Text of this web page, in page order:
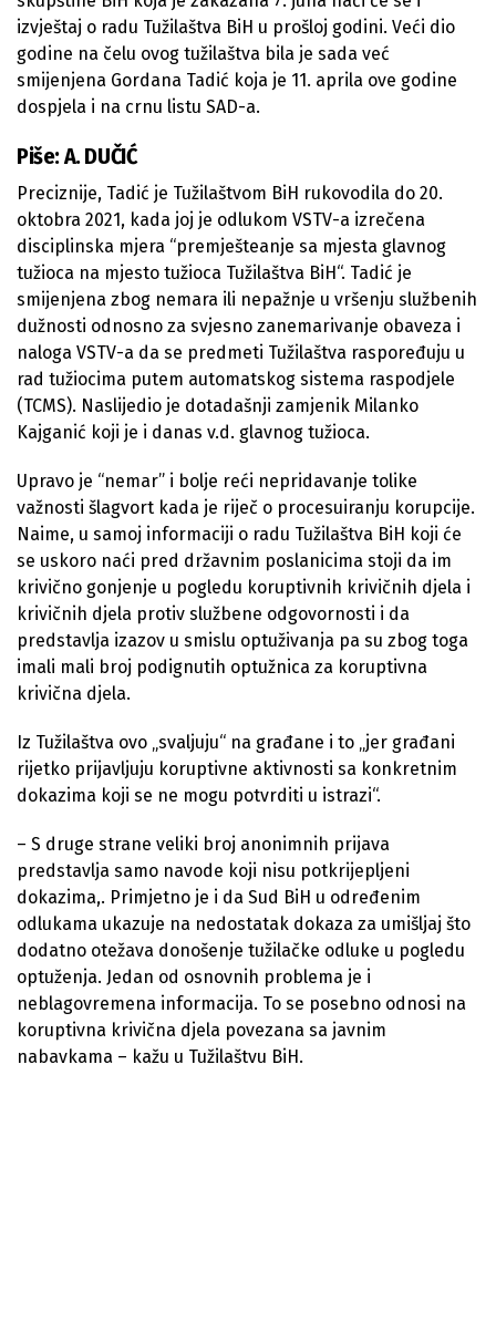
izvještaj o radu Tužilaštva BiH u prošloj godini. Veći dio
godine na čelu ovog tužilaštva bila je sada već
smijenjena Gordana Tadić koja je 11. aprila ove godine
dospjela i na crnu listu SAD-a.
Piše: A. DUČIĆ
Preciznije, Tadić je Tužilaštvom BiH rukovodila do 20.
oktobra 2021, kada joj je odlukom VSTV-a izrečena
disciplinska mjera “premješteanje sa mjesta glavnog
tužioca na mjesto tužioca Tužilaštva BiH“. Tadić je
smijenjena zbog nemara ili nepažnje u vršenju službenih
dužnosti odnosno za svjesno zanemarivanje obaveza i
naloga VSTV-a da se predmeti Tužilaštva raspoređuju u
rad tužiocima putem automatskog sistema raspodjele
(TCMS). Naslijedio je dotadašnji zamjenik Milanko
Kajganić koji je i danas v.d. glavnog tužioca.
Upravo je “nemar” i bolje reći nepridavanje tolike
važnosti šlagvort kada je riječ o procesuiranju korupcije.
Naime, u samoj informaciji o radu Tužilaštva BiH koji će
se uskoro naći pred državnim poslanicima stoji da im
krivično gonjenje u pogledu koruptivnih krivičnih djela i
krivičnih djela protiv službene odgovornosti i da
predstavlja izazov u smislu optuživanja pa su zbog toga
imali mali broj podignutih optužnica za koruptivna
krivična djela.
Iz Tužilaštva ovo „svaljuju“ na građane i to „jer građani
rijetko prijavljuju koruptivne aktivnosti sa konkretnim
dokazima koji se ne mogu potvrditi u istrazi“.
– S druge strane veliki broj anonimnih prijava
predstavlja samo navode koji nisu potkrijepljeni
dokazima,. Primjetno je i da Sud BiH u određenim
odlukama ukazuje na nedostatak dokaza za umišljaj što
dodatno otežava donošenje tužilačke odluke u pogledu
optuženja. Jedan od osnovnih problema je i
neblagovremena informacija. To se posebno odnosi na
koruptivna krivična djela povezana sa javnim
nabavkama – kažu u Tužilaštvu BiH.